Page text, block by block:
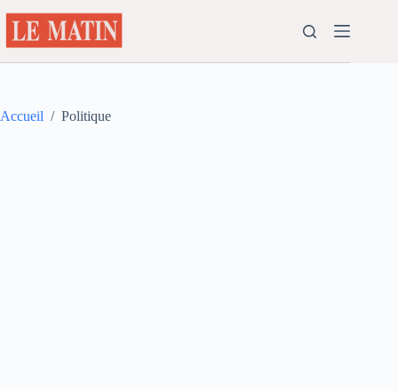
au
contenu
Accueil / Politique